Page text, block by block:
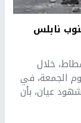
نابلس
خلال
الجمعة، في
عيان، بأن